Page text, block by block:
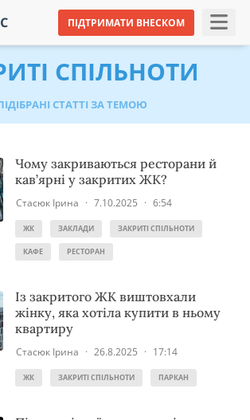
ПІДТРИМАТИ ВНЕСКОМ
СПІЛЬНОТИ
СТАТТІ ЗА ТЕМОЮ
Чому закриваються ресторани й
кав’ярні у закритих ЖК?
Стасюк Ірина · 7.10.2025 · 6:54
ЖК ЗАКЛАДИ ЗАКРИТІ СПІЛЬНОТИ
КАФЕ РЕСТОРАН
Із закритого ЖК виштовхали
жінку, яка хотіла купити в ньому
квартиру
Стасюк Ірина · 26.8.2025 · 17:14
ЖК ЗАКРИТІ СПІЛЬНОТИ ПАРКАН